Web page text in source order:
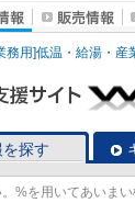
務用]低温・給湯・産
探す